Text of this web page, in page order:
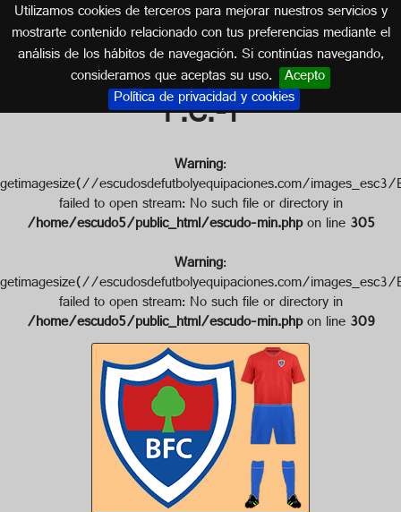
Utilizamos cookies de terceros para mejorar nuestros servicios y
mostrarte contenido relacionado con tus preferencias mediante el
análisis de los hábitos de navegación. Si continúas navegando,
consideramos que aceptas su uso. Acepto
Política de privacidad y cookies
Escudo de BERGANTIÑOS
F.C.-1
GALICIA
Warning:
getimagesize(//escudosdefutbolyequipaciones.com/
failed to open stream: No such file or directory in
/home/escudo5/public_html/escudo-min.phpon line305
Warning:
getimagesize(//escudosdefutbolyequipaciones.com/
failed to open stream: No such file or directory in
/home/escudo5/public_html/escudo-min.phpon line309